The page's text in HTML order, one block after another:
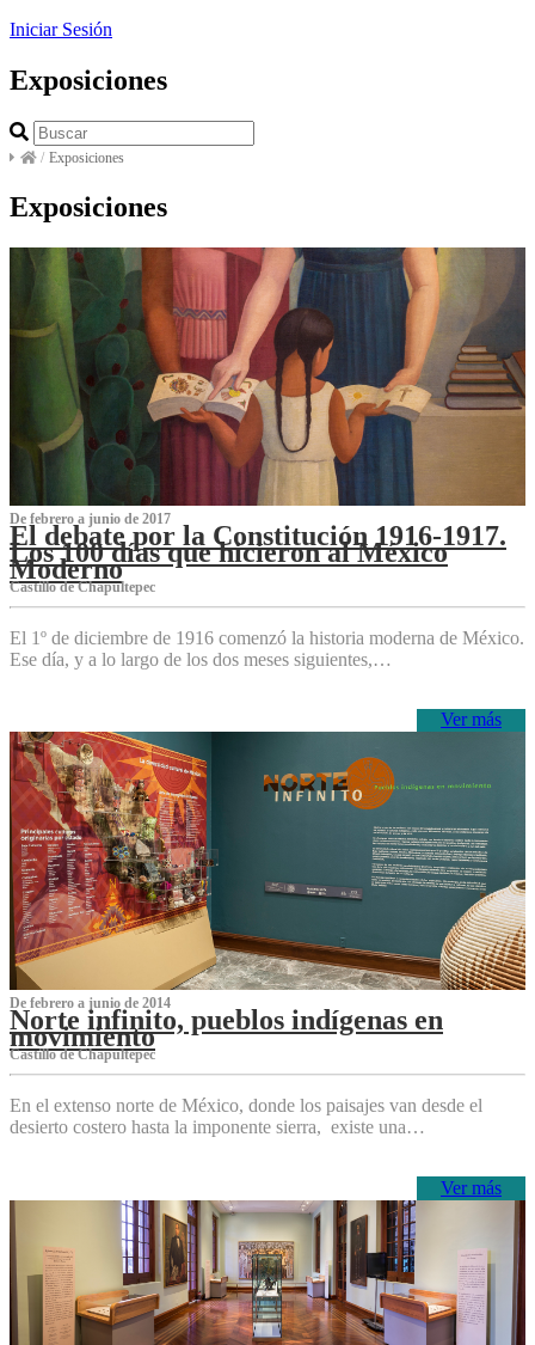
Iniciar Sesión
Exposiciones
/ Exposiciones
Exposiciones
De febrero a junio de 2017
El debate por la Constitución 1916-1917.
Los 100 días que hicieron al México
Moderno
Castillo de Chapultepec
El 1º de diciembre de 1916 comenzó la historia moderna de México.
Ese día, y a lo largo de los dos meses siguientes,…
Ver más
De febrero a junio de 2014
Norte infinito, pueblos indígenas en
movimiento
Castillo de Chapultepec
En el extenso norte de México, donde los paisajes van desde el
desierto costero hasta la imponente sierra, existe una…
Ver más